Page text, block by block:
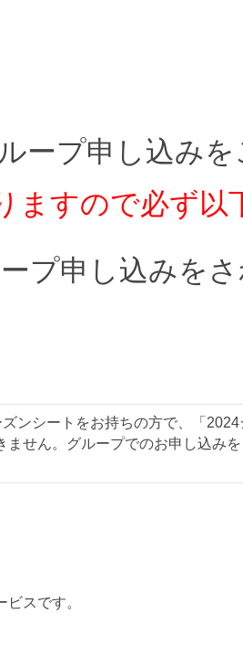
ープ申し込み
すので必ず以
プ申し込みをさ
ンシートをお持ちの方で、「
せん。グループでのお申し込み
スです。